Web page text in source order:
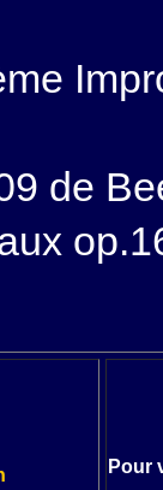
de
Pour